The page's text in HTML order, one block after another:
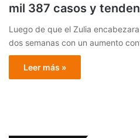
mil 387 casos y
Luego de que el Zulia
dos semanas con un aumento
Leer más »